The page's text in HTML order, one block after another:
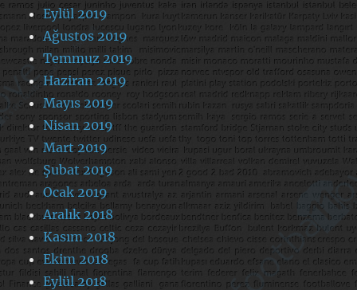
Eylül 2019
Ağustos 2019
Temmuz 2019
Haziran 2019
Mayıs 2019
Nisan 2019
Mart 2019
Şubat 2019
Ocak 2019
Aralık 2018
Kasım 2018
Ekim 2018
Eylül 2018